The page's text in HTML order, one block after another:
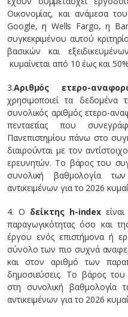
Οικονομίας, και ανάμεσα
Google, η Wells Fargo, η
συγκεκριμένου αυτού
βασικών και
κυμαίνεται από 10 έως και
3.Αριθμός ετερο-
χρησιμοποιεί τα δεδομένα
συνολικός αριθμός ετερο-
πενταετίας που
Πανεπιστημίου πάνω στο
διαιρούνται με τον
ερευνητών. Το βάρος του
συνολική βαθμολογία
αντικειμένων για το 2026
4. Ο δείκτης h-index
παραγωγικότητας όσο και
έργου ενός επιστήμονα ή
σύνολο των πιο συχνά
και στον αριθμό των
δημοσιεύσεις. Το βάρος του
στη συνολική βαθμολογία
αντικειμένων για το 2026